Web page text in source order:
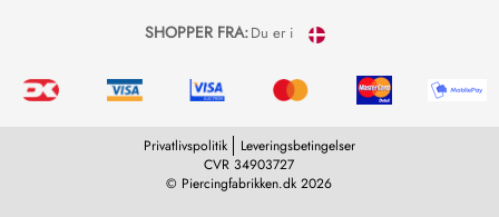
SHOPPER FRA:Du er i
© Piercingfabrikken.dk 2026
CVR 34903727
Privatlivspolitik Leveringsbetingelser